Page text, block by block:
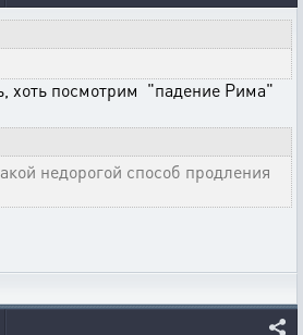
хоть посмотрим "падение Рима"
недорогой способ продления